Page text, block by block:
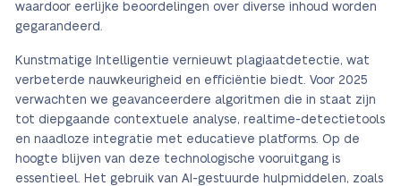
waardoor eerlijke beoordelingen over diverse inhoud worden
gegarandeerd.
Kunstmatige Intelligentie vernieuwt plagiaatdetectie, wat
verbeterde nauwkeurigheid en efficiëntie biedt. Voor 2025
verwachten we geavanceerdere algoritmen die in staat zijn
tot diepgaande contextuele analyse, realtime-detectietools
en naadloze integratie met educatieve platforms. Op de
hoogte blijven van deze technologische vooruitgang is
essentieel. Het gebruik van AI-gestuurde hulpmiddelen, zoals